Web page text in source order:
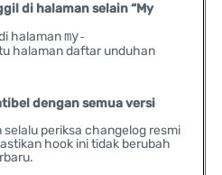
di halaman selain “My
halamanmy-
halaman daftar unduhan
dengan semua versi
selalu periksa changelog resmi
hook ini tidak berubah